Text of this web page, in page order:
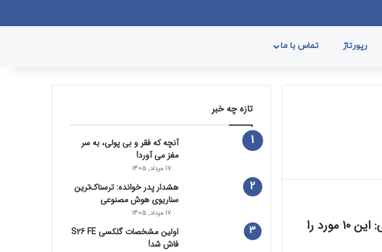
رپورتاژ تماس با ما
اثرات اضطراب و افسردگی: این 10 مورد را
تازه چه خبر
آنچه که فقر و بی‌ پولی، به سر
مغز می‌ آورد!
17 مرداد, 1405
هشدار پدر خوانده: ترسناک‌ترین
سناریوی هوش مصنوعی
17 مرداد, 1405
اولین مشخصات گلکسی S26 FE
فاش شد!